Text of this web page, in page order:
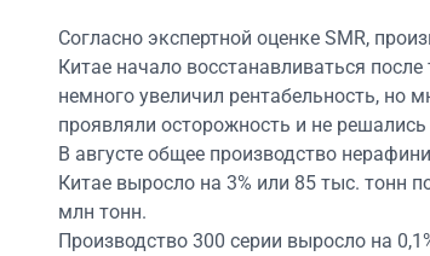
Согласно экспертной оценке SMR,
Китае начало восстанавливаться
немного увеличил рентабельность, но
проявляли осторожность и не
В августе общее производство
Китае выросло на 3% или 85 тыс. тонн
млн тонн.
Производство 300 серии выросло на